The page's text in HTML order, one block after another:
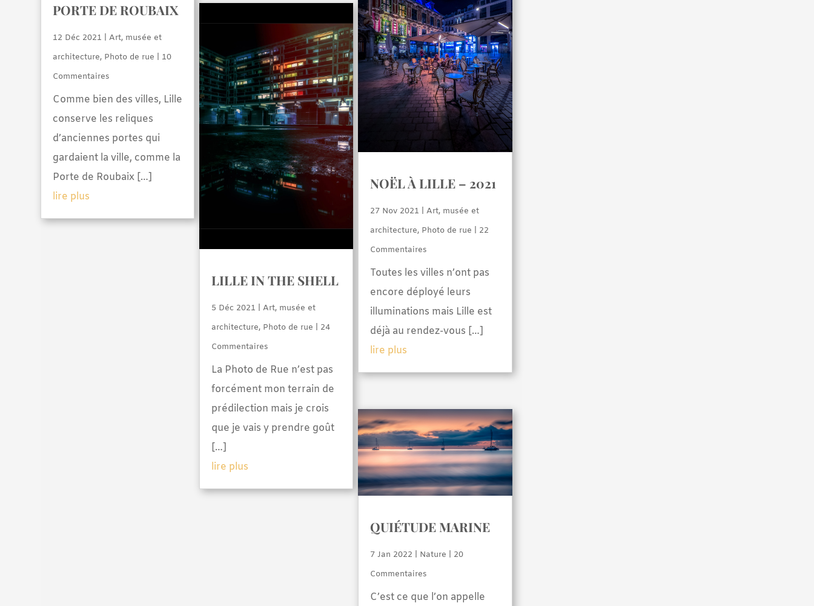
PORTE DE ROUBAIX
12 Déc 2021 |Art, musée et
architecture, Photo de rue | 10
Commentaires
Comme bien des villes, Lille
conserve les reliques
d’anciennes portes qui
gardaient la ville, comme la
Porte de Roubaix […]
lire plus
LILLE IN THE SHELL
5 Déc 2021 |Art, musée et
architecture, Photo de rue | 24
Commentaires
La Photo de Rue n’est pas
forcément mon terrain de
prédilection mais je crois
que je vais y prendre goût
[…]
lire plus
NOËL À LILLE – 2021
27 Nov 2021 |Art, musée et
architecture, Photo de rue | 22
Commentaires
Toutes les villes n’ont pas
encore déployé leurs
illuminations mais Lille est
déjà au rendez-vous […]
lire plus
QUIÉTUDE MARINE
7 Jan 2022 Nature | 20
Commentaires
C’est ce que l’on appelle